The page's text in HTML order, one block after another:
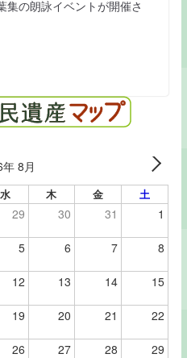
集の朗詠イベントが開催さ
8月
水 木 金 土
29 30 31 1
5 6 7 8
12 13 14 15
19 20 21 22
26 27 28 29